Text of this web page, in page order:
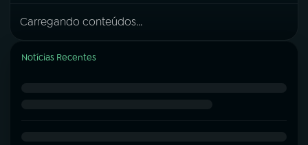
Carregando conteúdos...
Notícias Recentes